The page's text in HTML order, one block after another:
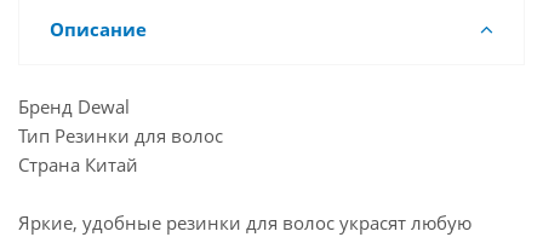
Описание
Бренд Dewal
Тип Резинки для волос
Страна Китай
Яркие, удобные резинки для волос украсят любую